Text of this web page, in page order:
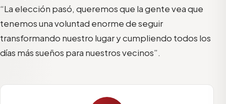
“La elección pasó, queremos que la gente vea que
tenemos una voluntad enorme de seguir
transformando nuestro lugar y cumpliendo todos los
días más sueños para nuestros vecinos”.